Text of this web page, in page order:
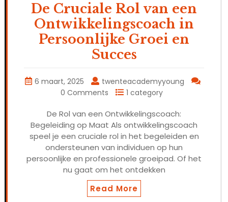
De Cruciale Rol van een
Ontwikkelingscoach in
Persoonlijke Groei en
Succes
6 maart, 2025
twenteacademyyoung
0 Comments
1 category
De Rol van een Ontwikkelingscoach:
Begeleiding op Maat Als ontwikkelingscoach
speel je een cruciale rol in het begeleiden en
ondersteunen van individuen op hun
persoonlijke en professionele groeipad. Of het
nu gaat om het ontdekken
Read More